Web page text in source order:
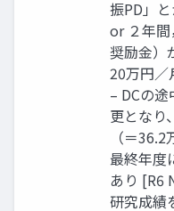
振PD」
or ２年
奨励金）
20万円／
– DCの
更となり
（＝
最終年度
あり [R6
研究成績